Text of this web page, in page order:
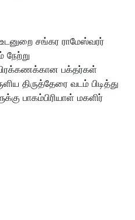
உடனுறை சங்கர ராமேஸ்வரர்
நேற்று
பக்தர்கள்
திருத்தேரை வடம் பிடித்து
பாகம்பிரியாள் மகளிர்